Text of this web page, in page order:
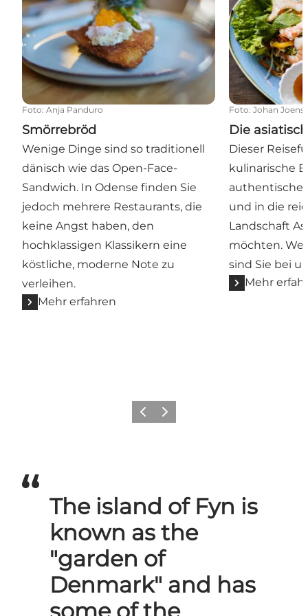
Foto: Anja Panduro
Smörrebröd
Wenige Dinge sind so traditionell
dänisch wie das Open-Face-
Sandwich. In Odense finden Sie
jedoch mehrere Restaurants, die
keine Angst haben, den
hochklassigen Klassikern eine
köstliche, moderne Note zu
verleihen.
Mehr erfahren
Foto: Johan
Die
Dieser
kulinarische
authentische
und in die
Landschaft
möchten.
sind Sie bei
Mehr
ZurückWeiter
The island of Fyn is
known as the
"garden of
Denmark" and has